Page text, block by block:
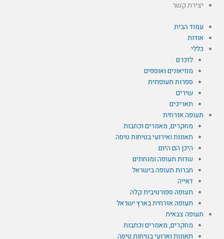
יצירת קשר
עמוד הבית
אודות
כללי
לזכרם
מוזיאונים ואוספים
ספרות תעופתית
שירים
תאריכים
תעופה אזרחית
מחקרים, מאמרים וכתבות
תאונות ואירועי בטיחות טיסה
היכן הם היום
שדות תעופה ומנחתים
חברות תעופה בישראל
דאייה
תעופה ספורטיבית קלה
תעופה אזרחית בארץ ישראל
תעופה צבאית
מחקרים, מאמרים וכתבות
תאונות וארועי בטיחות טיסה